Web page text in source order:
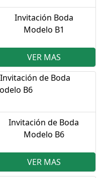
Invitación Boda
Modelo B1
VER MAS
Invitación de Boda
Modelo B6
VER MAS